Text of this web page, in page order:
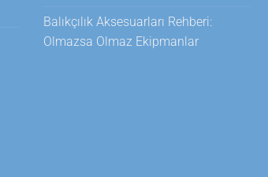
Balıkçılık Aksesuarları Rehberi:
Olmazsa Olmaz Ekipmanlar